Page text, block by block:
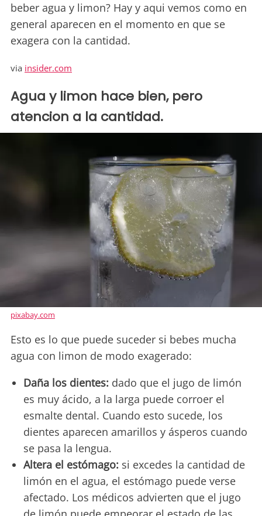
beber agua y limon? Hay y aqui vemos como en
general aparecen en el momento en que se
exagera con la cantidad.
via insider.com
Agua y limon hace bien, pero
atencion a la cantidad.
pixabay.com
Esto es lo que puede suceder si bebes mucha
agua con limon de modo exagerado:
Daña los dientes: dado que el jugo de limón
es muy ácido, a la larga puede corroer el
esmalte dental. Cuando esto sucede, los
dientes aparecen amarillos y ásperos cuando
se pasa la lengua.
Altera el estómago: si excedes la cantidad de
limón en el agua, el estómago puede verse
afectado. Los médicos advierten que el jugo